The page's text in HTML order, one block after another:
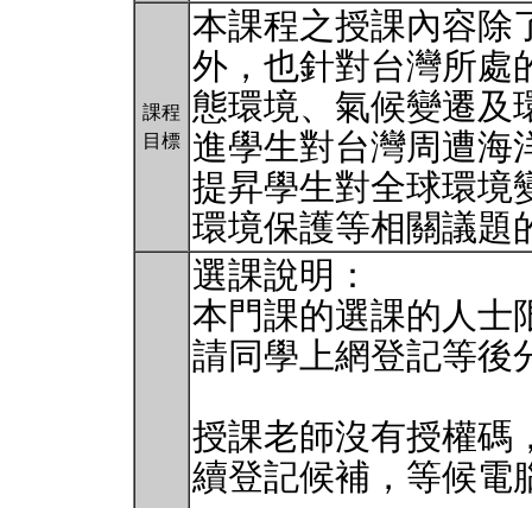
課程
目標
本課程之授課內容除
外，也針對台灣所處
態環境、氣候變遷及
進學生對台灣周遭海
提昇學生對全球環境
環境保護等相關議
選課說明：
本門課的選課的人士
請同學上網登記等後
授課老師沒有授權碼
續登記候補，等候電